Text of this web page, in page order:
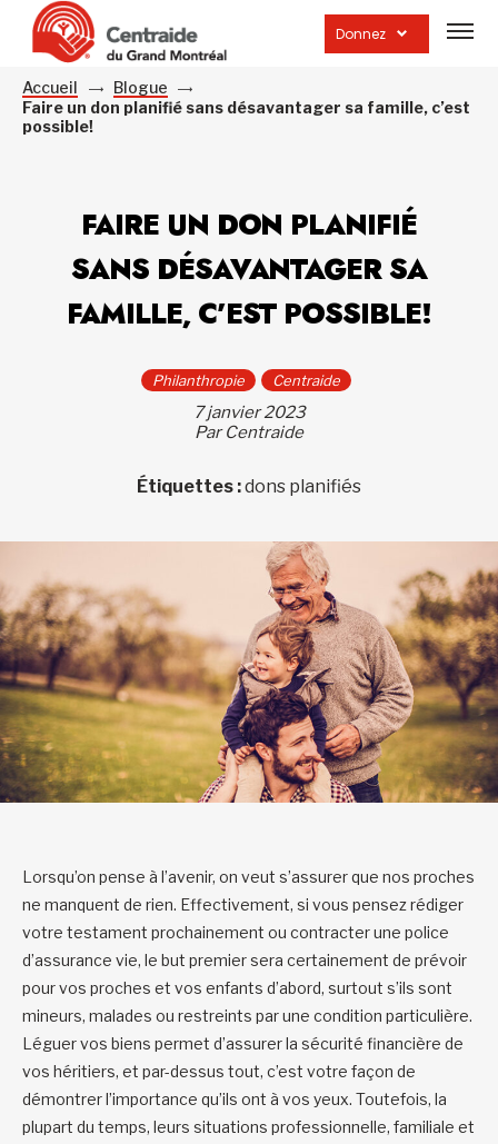
Donnez
la
Accueil
Blogue
Faire un don planifié sans désavantager sa famille, c’est
possible!
FAIRE UN DON PLANIFIÉ
SANS DÉSAVANTAGER SA
FAMILLE, C’EST POSSIBLE!
Philanthropie Centraide
7 janvier 2023
Par Centraide
Étiquettes :dons planifiés
Lorsqu’on pense à l’avenir, on veut s’assurer que nos proches
ne manquent de rien. Effectivement, si vous pensez rédiger
votre testament prochainement ou contracter une police
d’assurance vie, le but premier sera certainement de prévoir
pour vos proches et vos enfants d’abord, surtout s’ils sont
mineurs, malades ou restreints par une condition particulière.
Léguer vos biens permet d’assurer la sécurité financière de
vos héritiers, et par-dessus tout, c’est votre façon de
démontrer l’importance qu’ils ont à vos yeux. Toutefois, la
plupart du temps, leurs situations professionnelle, familiale et